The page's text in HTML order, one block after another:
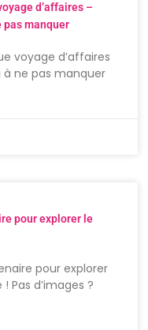
d’affaires –
pas manquer
voyage d’affaires
à ne pas manquer
pour explorer le
pour explorer
Pas d’images ?